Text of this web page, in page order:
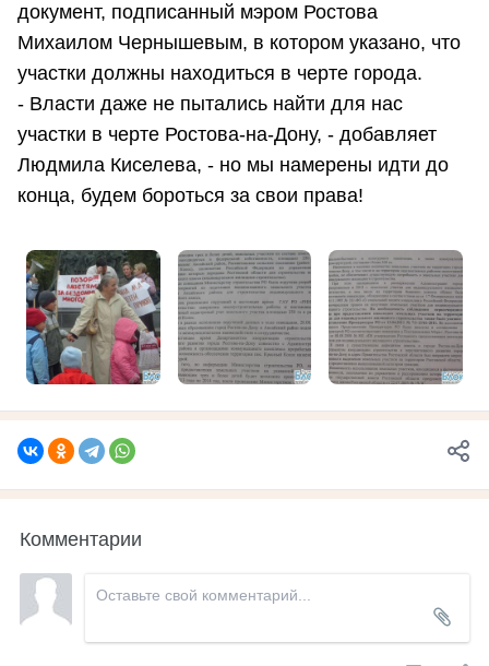
документ, подписанный мэром Ростова
Михаилом Чернышевым, в котором указано, что
участки должны находиться в черте города.
- Власти даже не пытались найти для нас
участки в черте Ростова-на-Дону, - добавляет
Людмила Киселева, - но мы намерены идти до
конца, будем бороться за свои права!
Комментарии